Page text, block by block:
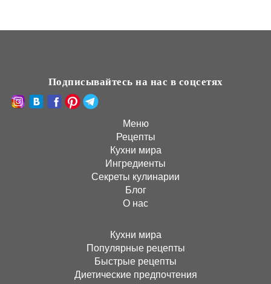
Подписывайтесь на нас в соцсетях
Меню
Рецепты
Кухни мира
Ингредиенты
Секреты кулинарии
Блог
О нас
Кухни мира
Популярные рецепты
Быстрые рецепты
Диетические предпочтения